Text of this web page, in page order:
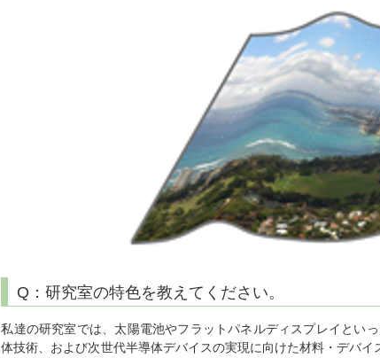
Q：研究室の特色を教えてください。
私達の研究室では、太陽電池やフラットパネルディスプレイとい
体技術、および次世代半導体デバイスの実現に向けた材料・デバ